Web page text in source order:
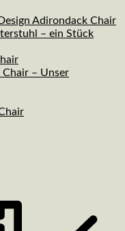
Adirondack Chair
– ein Stück
Chair – Unser